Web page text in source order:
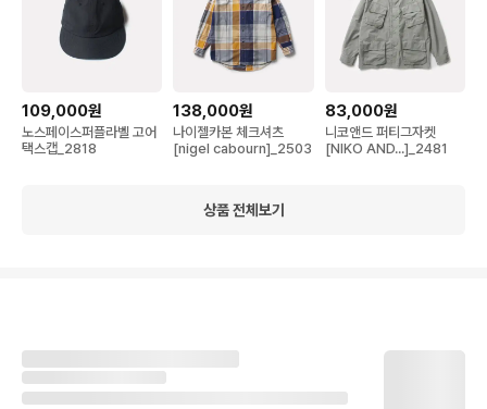
109,000원
노스페이스퍼플라벨 고어
택스캡_2818
138,000원
나이젤카본 체크셔츠
[nigel cabourn]_2503
83,000원
니코앤드 퍼티그자켓
[NIKO AND...]_2481
상품 전체보기